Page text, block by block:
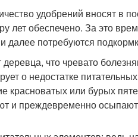
удобрений вносят в
лет обеспечено. За это
далее потребуются
деревца, что чревато
о недостатке
красноватых или бурых
и преждевременно